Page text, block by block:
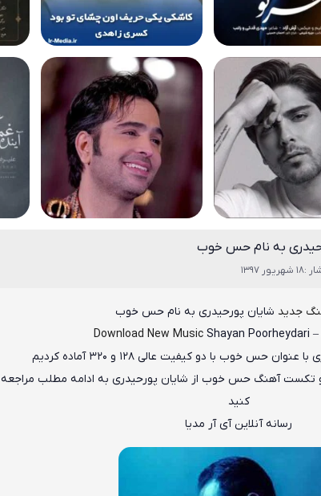
به نام حس خوب
1397
جدید شایان پورحیدری به نامحس خوب
Download New Music Shayan Poorheydari
با عنوانحس خوب با دو کیفیت عالی ۱۲۸ و ۳۲۰ آماده کردیم
و تکست آهنگ حس خوب از شایان پورحیدری به ادامه مطلب مراجعه
کنید
رسانه آنلاین آی آر مدیا